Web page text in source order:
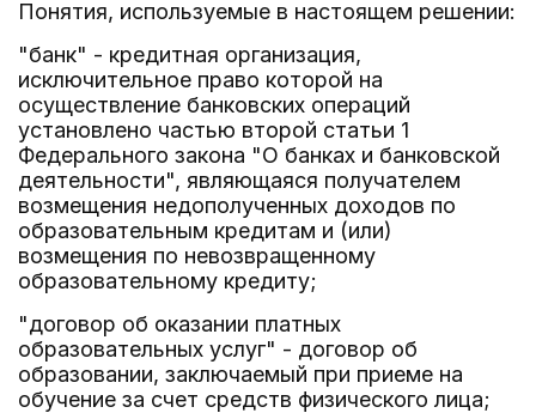
Понятия, используемые в настоящем решении:
"банк" - кредитная организация,
исключительное право которой на
осуществление банковских операций
установлено частью второй статьи 1
Федерального закона "О банках и банковской
деятельности", являющаяся получателем
возмещения недополученных доходов по
образовательным кредитам и (или)
возмещения по невозвращенному
образовательному кредиту;
"договор об оказании платных
образовательных услуг" - договор об
образовании, заключаемый при приеме на
обучение за счет средств физического лица;